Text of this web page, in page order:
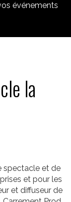
événements
la
spectacle et de
et pour les
et diffuseur de